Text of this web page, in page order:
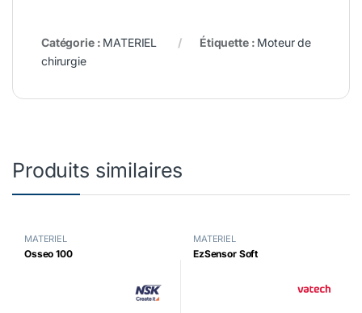
Catégorie : MATERIEL Étiquette : Moteur de
chirurgie
Produits similaires
MATERIEL
Osseo 100
MATERIEL
EzSensor Soft